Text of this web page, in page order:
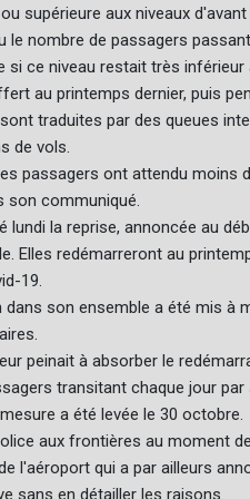
supérieure aux niveaux d'avant
le nombre de passagers
si ce niveau restait très
au printemps dernier, puis
traduites par des queues
de vols.
passagers ont attendu
son communiqué.
lundi la reprise, annoncée au
Elles redémarreront au
19.
dans son ensemble a été mis à
peinait à absorber le
transitant chaque jour
a été levée le 30 octobre.
aux frontières au moment
l'aéroport qui a par ailleurs
sans en détailler les raisons.